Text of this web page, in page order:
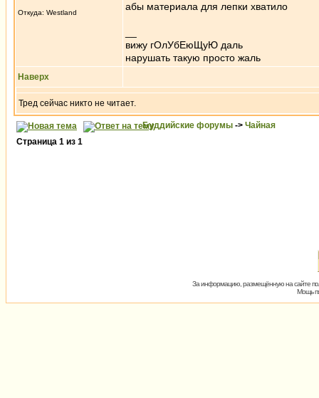
Откуда: Westland
абы материала для лепки хватило
вижу гОлУбЕюЩуЮ даль
нарушать такую просто жаль
Наверх
Тред сейчас никто не читает.
Буддийские форумы -> Чайная
Страница 1 из 1
За информацию, размещённую на сайте
Мощь